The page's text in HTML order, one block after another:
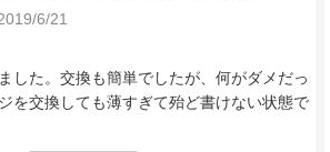
6/21
した。交換も簡単でしたが、何がダメだっ
を交換しても薄すぎて殆ど書けない状態で